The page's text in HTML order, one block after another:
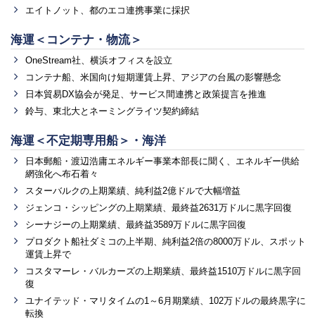
エイトノット、都のエコ連携事業に採択
海運＜コンテナ・物流＞
OneStream社、横浜オフィスを設立
コンテナ船、米国向け短期運賃上昇、アジアの台風の影響懸念
日本貿易DX協会が発足、サービス間連携と政策提言を推進
鈴与、東北大とネーミングライツ契約締結
海運＜不定期専用船＞・海洋
日本郵船・渡辺浩庸エネルギー事業本部長に聞く、エネルギー供給
網強化へ布石着々
スターバルクの上期業績、純利益2億ドルで大幅増益
ジェンコ・シッピングの上期業績、最終益2631万ドルに黒字回復
シーナジーの上期業績、最終益3589万ドルに黒字回復
プロダクト船社ダミコの上半期、純利益2倍の8000万ドル、スポット
運賃上昇で
コスタマーレ・バルカーズの上期業績、最終益1510万ドルに黒字回
復
ユナイテッド・マリタイムの1～6月期業績、102万ドルの最終黒字に
転換